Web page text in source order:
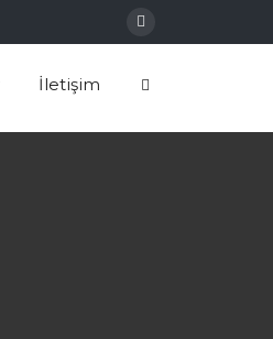
İletişim